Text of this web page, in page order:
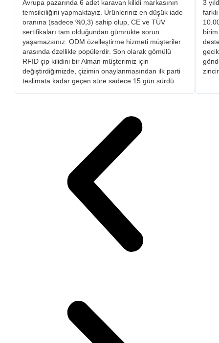
Avrupa pazarında 6 adet karavan kilidi markasının
temsilciliğini yapmaktayız. Ürünleriniz en düşük iade
oranına (sadece %0,3) sahip olup, CE ve TÜV
sertifikaları tam olduğundan gümrükte sorun
yaşamazsınız. ​ODM özelleştirme hizmeti müşteriler
arasında özellikle popülerdir. Son olarak gömülü
RFID çip kilidini bir Alman müşterimiz için
değiştirdiğimizde, çizimin onaylanmasından ilk parti
teslimata kadar geçen süre sadece 15 gün sürdü.
3